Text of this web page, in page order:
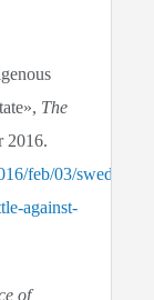
The
2016.
feb/03/sweden-
against-
of